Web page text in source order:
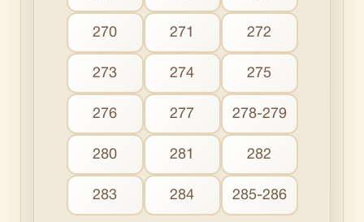
270 271 272
273 274 275
276 277 278-279
280 281 282
283 284 285-286